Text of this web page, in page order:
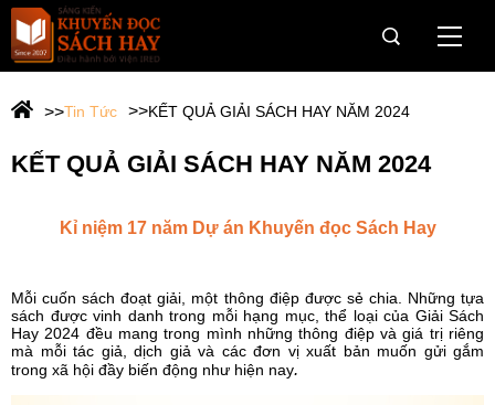
Trang Chủ
OneBook
Hành trình Onebook
Tin Tức KẾT QUẢ GIẢI SÁCH HAY NĂM 2024
KẾT QUẢ GIẢI SÁCH HAY NĂM 2024
Kỉ niệm 17 năm Dự án Khuyến đọc Sách Hay
Mỗi cuốn sách đoạt giải, một thông điệp được sẻ chia. Những tựa
sách được vinh danh trong mỗi hạng mục, thể loại của Giải Sách
Hay 2024 đều mang trong mình những thông điệp và giá trị riêng
mà mỗi tác giả, dịch giả và các đơn vị xuất bản muốn gửi gắm
trong xã hội đầy biến động như hiện nay.